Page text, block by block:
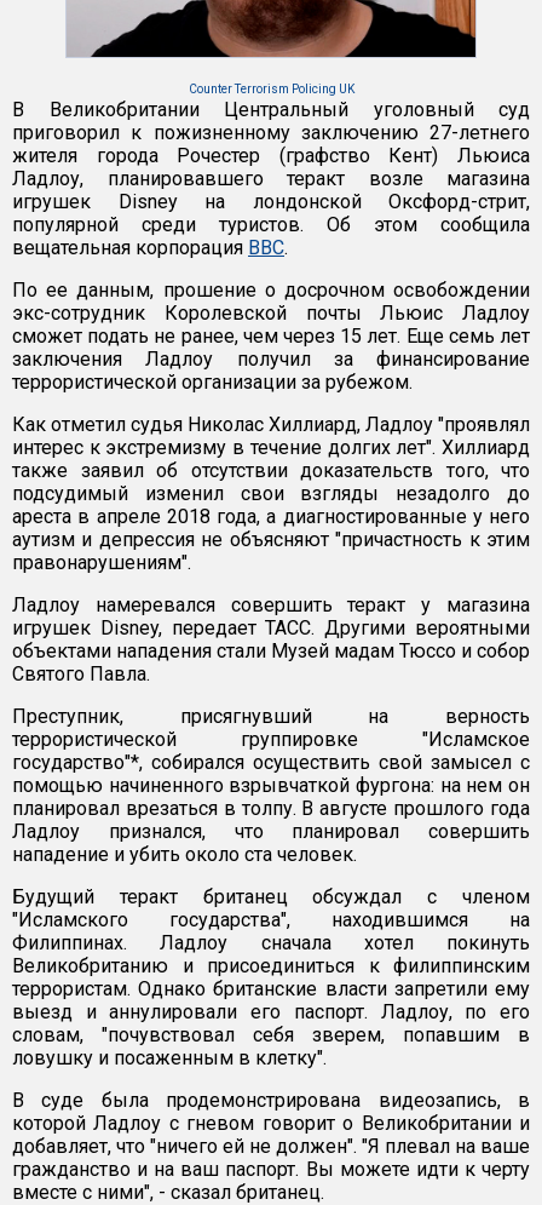
Counter Terrorism Policing UK
В Великобритании Центральный уголовный суд
приговорил к пожизненному заключению 27-летнего
жителя города Рочестер (графство Кент) Льюиса
Ладлоу, планировавшего теракт возле магазина
игрушек Disney на лондонской Оксфорд-стрит,
популярной среди туристов. Об этом сообщила
вещательная корпорация BBC.
По ее данным, прошение о досрочном освобождении
экс-сотрудник Королевской почты Льюис Ладлоу
сможет подать не ранее, чем через 15 лет. Еще семь лет
заключения Ладлоу получил за финансирование
террористической организации за рубежом.
Как отметил судья Николас Хиллиард, Ладлоу "проявлял
интерес к экстремизму в течение долгих лет". Хиллиард
также заявил об отсутствии доказательств того, что
подсудимый изменил свои взгляды незадолго до
ареста в апреле 2018 года, а диагностированные у него
аутизм и депрессия не объясняют "причастность к этим
правонарушениям".
Ладлоу намеревался совершить теракт у магазина
игрушек Disney, передает ТАСС. Другими вероятными
объектами нападения стали Музей мадам Тюссо и собор
Святого Павла.
Преступник, присягнувший на верность
террористической группировке "Исламское
государство"*, собирался осуществить свой замысел с
помощью начиненного взрывчаткой фургона: на нем он
планировал врезаться в толпу. В августе прошлого года
Ладлоу признался, что планировал совершить
нападение и убить около ста человек.
Будущий теракт британец обсуждал с членом
"Исламского государства", находившимся на
Филиппинах. Ладлоу сначала хотел покинуть
Великобританию и присоединиться к филиппинским
террористам. Однако британские власти запретили ему
выезд и аннулировали его паспорт. Ладлоу, по его
словам, "почувствовал себя зверем, попавшим в
ловушку и посаженным в клетку".
В суде была продемонстрирована видеозапись, в
которой Ладлоу с гневом говорит о Великобритании и
добавляет, что "ничего ей не должен". "Я плевал на ваше
гражданство и на ваш паспорт. Вы можете идти к черту
вместе с ними", - сказал британец.